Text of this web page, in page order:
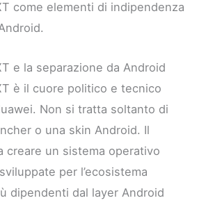
come elementi di indipendenza
e la separazione da Android
è il cuore politico e tecnico
Non si tratta soltanto di
o una skin Android. Il
creare un sistema operativo
per l’ecosistema
dipendenti dal layer Android